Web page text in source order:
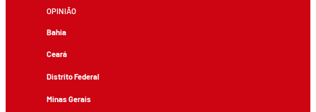
OPINIÃO
Bahia
Ceará
Distrito Federal
Minas Gerais